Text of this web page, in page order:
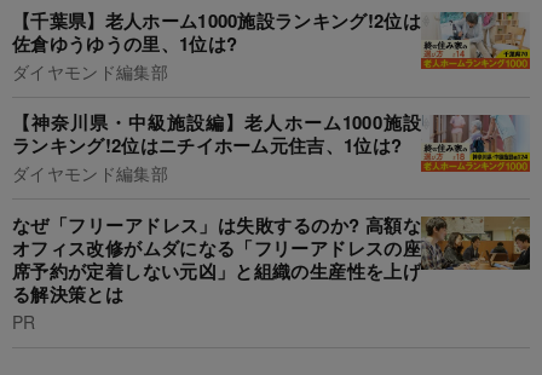
【千葉県】老人ホーム1000施設ランキング!2位は
佐倉ゆうゆうの里、1位は?
ダイヤモンド編集部
【神奈川県・中級施設編】老人ホーム1000施設
ランキング!2位はニチイホーム元住吉、1位は?
ダイヤモンド編集部
なぜ「フリーアドレス」は失敗するのか? 高額な
オフィス改修がムダになる「フリーアドレスの座
席予約が定着しない元凶」と組織の生産性を上げ
る解決策とは
PR